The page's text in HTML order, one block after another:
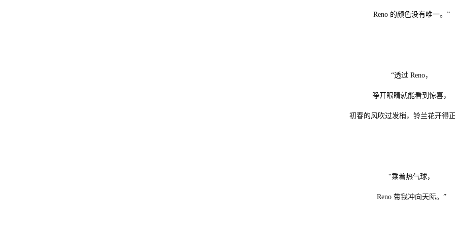
Reno 的颜色没有唯一。”
“透过 Reno，
睁开眼睛就能看到惊喜，
初春的风吹过发梢，铃兰花开得
“乘着热气球，
Reno 带我冲向天际。”